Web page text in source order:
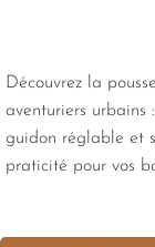
Découvrez la
aventuriers urbains
guidon réglable et
praticité pour vos